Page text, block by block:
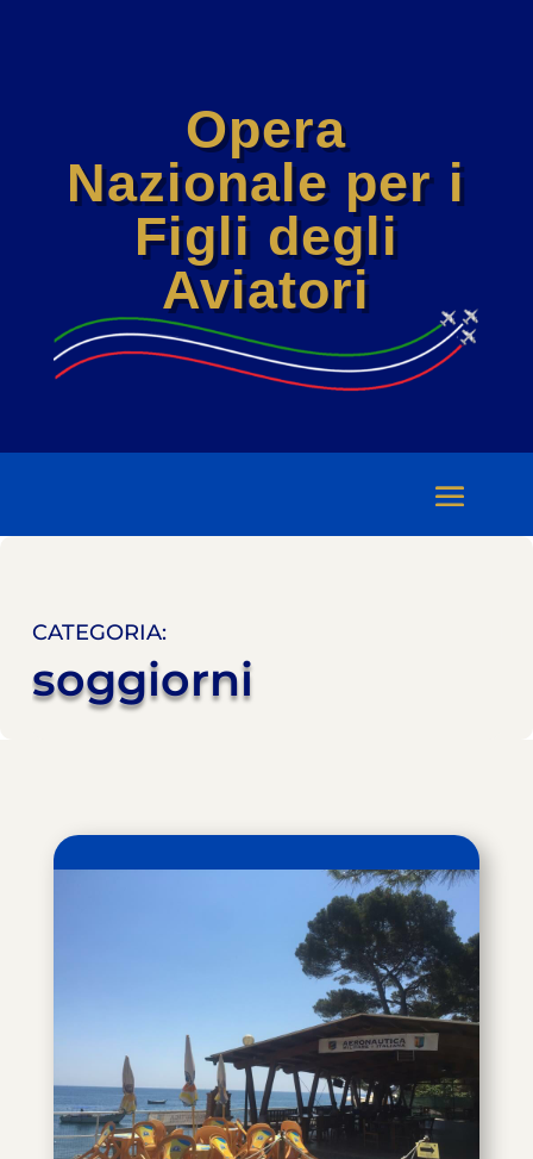
Opera
Nazionale per i
Figli degli
Aviatori
CATEGORIA:
soggiorni